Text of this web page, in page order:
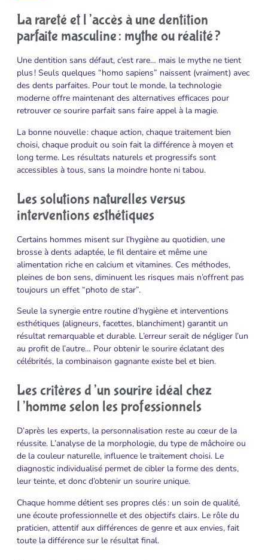
La rareté et l’accès à une dentition
parfaite masculine : mythe ou réalité ?
Une dentition sans défaut, c’est rare… mais le mythe ne tient
plus ! Seuls quelques “homo sapiens” naissent (vraiment) avec
des dents parfaites. Pour tout le monde, la technologie
moderne offre maintenant des alternatives efficaces pour
retrouver ce sourire parfait sans faire appel à la magie.
La bonne nouvelle : chaque action, chaque traitement bien
choisi, chaque produit ou soin fait la différence à moyen et
long terme. Les résultats naturels et progressifs sont
accessibles à tous, sans la moindre honte ni tabou.
Les solutions naturelles versus
interventions esthétiques
Certains hommes misent sur l’hygiène au quotidien, une
brosse à dents adaptée, le fil dentaire et même une
alimentation riche en calcium et vitamines. Ces méthodes,
pleines de bon sens, diminuent les risques mais n’offrent pas
toujours un effet “photo de star”.
Seule la synergie entre routine d’hygiène et interventions
esthétiques (aligneurs, facettes, blanchiment) garantit un
résultat remarquable et durable. L’erreur serait de négliger l’un
au profit de l’autre… Pour obtenir le sourire éclatant des
célébrités, la combinaison gagnante existe bel et bien.
Les critères d’un sourire idéal chez
l’homme selon les professionnels
D’après les experts, la personnalisation reste au cœur de la
réussite. L’analyse de la morphologie, du type de mâchoire ou
de la couleur naturelle, influence le traitement choisi. Le
diagnostic individualisé permet de cibler la forme des dents,
leur teinte, et donc d’obtenir un sourire unique.
Chaque homme détient ses propres clés : un soin de qualité,
une écoute professionnelle et des objectifs clairs. Le rôle du
praticien, attentif aux différences de genre et aux envies, fait
toute la différence sur le résultat final.